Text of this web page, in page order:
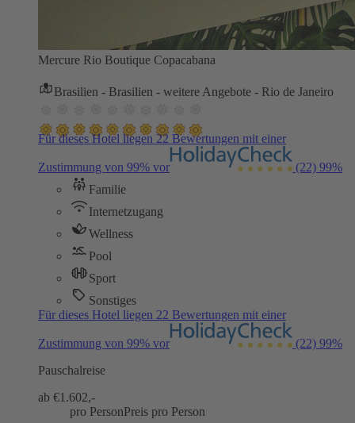
Mercure Rio Boutique Copacabana
Brasilien - Brasilien - weitere Angebote - Rio de Janeiro
Für dieses Hotel liegen 22 Bewertungen mit einer
Zustimmung von 99% vor (22) 99%
Familie
Internetzugang
Wellness
Pool
Sport
Sonstiges
Für dieses Hotel liegen 22 Bewertungen mit einer
Zustimmung von 99% vor (22) 99%
Pauschalreise
ab €1.602,-
pro PersonPreis pro Person